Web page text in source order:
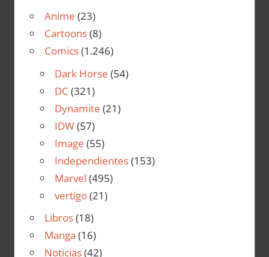
Anime (23)
Cartoons(8)
Comics(1.246)
Dark Horse (54)
DC (321)
Dynamite (21)
IDW(57)
Image (55)
Independientes(153)
Marvel (495)
vertigo(21)
Libros(18)
Manga (16)
Noticias(42)